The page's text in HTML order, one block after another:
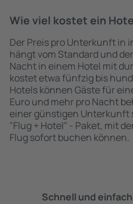
Wie viel kostet ein
Der Preis pro Unterkunft in
hängt vom Standard und
Nacht in einem Hotel mit
kostet etwa fünfzig bis
Hotels können Gäste für
Euro und mehr pro Nacht
einer günstigen Unterkunft
"Flug + Hotel" - Paket, mit
Flug sofort buchen können.
Schnell und